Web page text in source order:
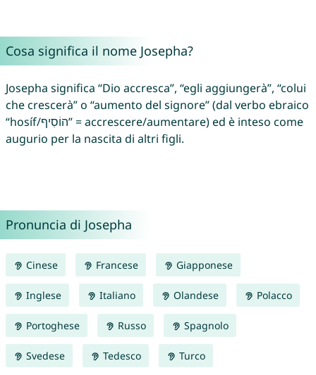
Cosa significa il nome Josepha?
Josepha significa “Dio accresca”, “egli aggiungerà”, “colui
che crescerà” o “aumento del signore” (dal verbo ebraico
“hosíf/הוֹסִיף” = accrescere/aumentare) ed è inteso come
augurio per la nascita di altri figli.
Pronuncia di Josepha
Cinese Francese Giapponese
Inglese Italiano Olandese Polacco
Portoghese Russo Spagnolo
Svedese Tedesco Turco